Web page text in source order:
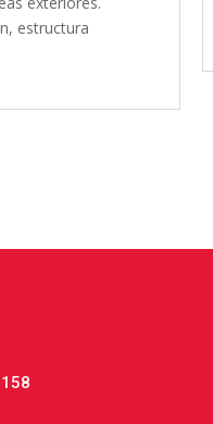
pisos...